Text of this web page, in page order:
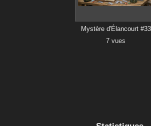
Mystère d'Élancourt #33
7 vues